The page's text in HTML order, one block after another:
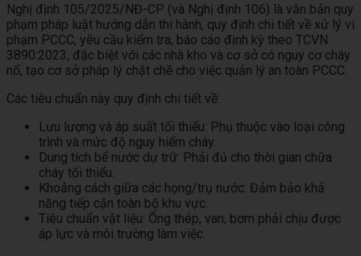
Nghị định 105/2025/NĐ-CP (và Nghị định 106) là văn bản quy
phạm pháp luật hướng dẫn thi hành, quy định chi tiết về xử lý vi
phạm PCCC, yêu cầu kiểm tra, báo cáo định kỳ theo TCVN
3890:2023, đặc biệt với các nhà kho và cơ sở có nguy cơ cháy
nổ, tạo cơ sở pháp lý chặt chẽ cho việc quản lý an toàn PCCC.
Các tiêu chuẩn này quy định chi tiết về:
Lưu lượng và áp suất tối thiểu: Phụ thuộc vào loại công
trình và mức độ nguy hiểm cháy.
Dung tích bể nước dự trữ: Phải đủ cho thời gian chữa
cháy tối thiểu.
Khoảng cách giữa các họng/trụ nước: Đảm bảo khả
năng tiếp cận toàn bộ khu vực.
Tiêu chuẩn vật liệu: Ống thép, van, bơm phải chịu được
áp lực và môi trường làm việc.